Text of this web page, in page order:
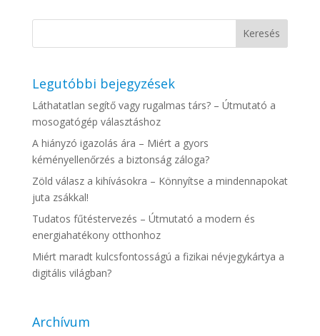
Legutóbbi bejegyzések
Láthatatlan segítő vagy rugalmas társ? – Útmutató a
mosogatógép választáshoz
A hiányzó igazolás ára – Miért a gyors
kéményellenőrzés a biztonság záloga?
Zöld válasz a kihívásokra – Könnyítse a mindennapokat
juta zsákkal!
Tudatos fűtéstervezés – Útmutató a modern és
energiahatékony otthonhoz
Miért maradt kulcsfontosságú a fizikai névjegykártya a
digitális világban?
Archívum